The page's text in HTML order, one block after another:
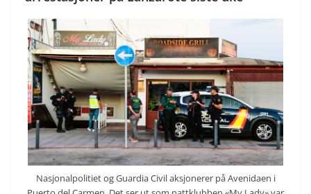
Nasjonalpolitiet og Guardia Civil aksjonerer på Avenidaen i